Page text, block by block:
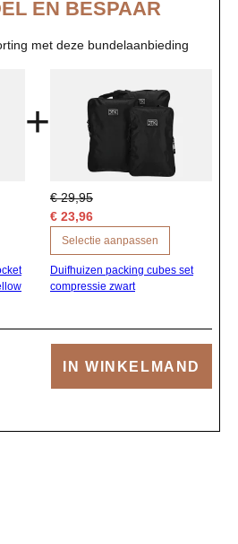
EN BESPAAR
met deze bundelaanbieding
+
€ 29,95
€ 23,96
Selectie aanpassen
Duifhuizen packing cubes set
compressie zwart
IN WINKELMAND